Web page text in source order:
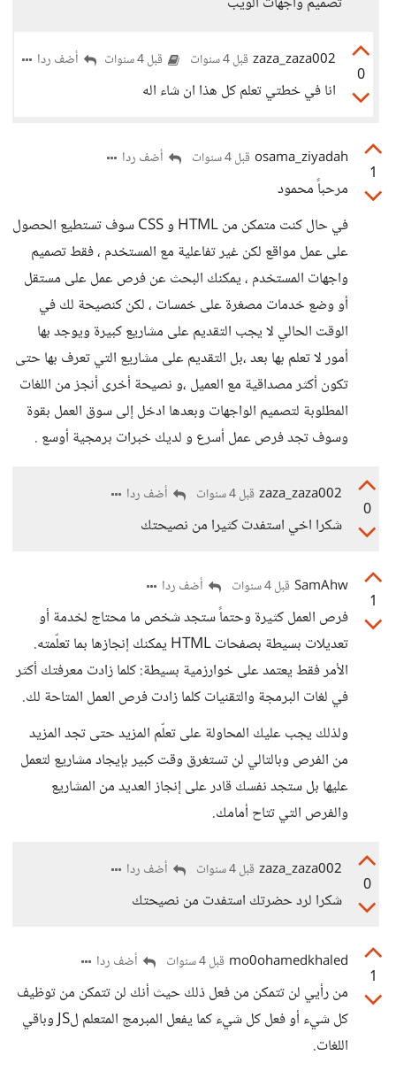
0
zaza_zaza002 قبل 4 سنوات قبل 4 سنوات أضف ردا
انا في خطتي تعلم كل هذا ان شاء اله
1
osama_ziyadah قبل 4 سنوات أضف ردا
مرحباً محمود
في حال كنت متمكن من HTML و CSS سوف تستطيع الحصول
على عمل مواقع لكن غير تفاعلية مع المستخدم ، فقط تصميم
واجهات المستخدم ، يمكنك البحث عن فرص عمل على مستقل
أو وضع خدمات مصغرة على خمسات ، لكن كنصيحة لك في
الوقت الحالي لا يجب التقديم على مشاريع كبيرة ويوجد بها
أمور لا تعلم بها بعد ،بل التقديم على مشاريع التي تعرف بها حتى
تكون أكثر مصداقية مع العميل ،و نصيحة أخرى أنجز من اللغات
المطلوبة لتصميم الواجهات وبعدها ادخل إلى سوق العمل بقوة
وسوف تجد فرص عمل أسرع و لديك خبرات برمجية أوسع .
0
zaza_zaza002 قبل 4 سنوات أضف ردا
شكرا اخي استفدت كثيرا من نصيحتك
1
SamAhw قبل 4 سنوات أضف ردا
فرص العمل كثيرة وحتماً ستجد شخص ما محتاج لخدمة أو
تعديلات بسيطة بصفحات HTML يمكنك إنجازها بما تعلّمته.
الأمر فقط يعتمد على خوارزمية بسيطة: كلما زادت معرفتك أكثر
في لغات البرمجة والتقنيات كلما زادت فرص العمل المتاحة لك.
ولذلك يجب عليك المحاولة على تعلّم المزيد حتى تجد المزيد
من الفرص وبالتالي لن تستغرق وقت كبير بإيجاد مشاريع لتعمل
عليها بل ستجد نفسك قادر على إنجاز العديد من المشاريع
والفرص التي تتاح أمامك.
0
zaza_zaza002 قبل 4 سنوات أضف ردا
شكرا لرد حضرتك استفدت من نصيحتك
1
mo0ohamedkhaled قبل 4 سنوات أضف ردا
من رأيي لن تتمكن من فعل ذلك حيث أنك لن تتمكن من توظيف
كل شيء أو فعل كل شيء كما يفعل المبرمج المتعلم لJS وباقي
اللغات.